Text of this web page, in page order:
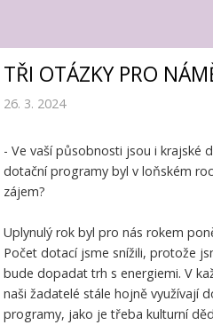
TŘI OTÁZKY PRO
26. 3. 2024
- Ve vaší působnosti jsou i krajské
dotační programy byl v loňském
zájem?
Uplynulý rok byl pro nás rokem
Počet dotací jsme snížili, protože
bude dopadat trh s energiemi. V
naši žadatelé stále hojně využívají
programy, jako je třeba kulturní